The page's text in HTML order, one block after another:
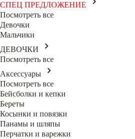
СПЕЦ ПРЕДЛОЖЕНИЕ
Посмотреть все
Девочки
Мальчики
ДЕВОЧКИ
Посмотреть все
Аксессуары
Посмотреть все
Бейсболки и кепки
Береты
Косынки и повязки
Панамы и шляпы
Перчатки и варежки